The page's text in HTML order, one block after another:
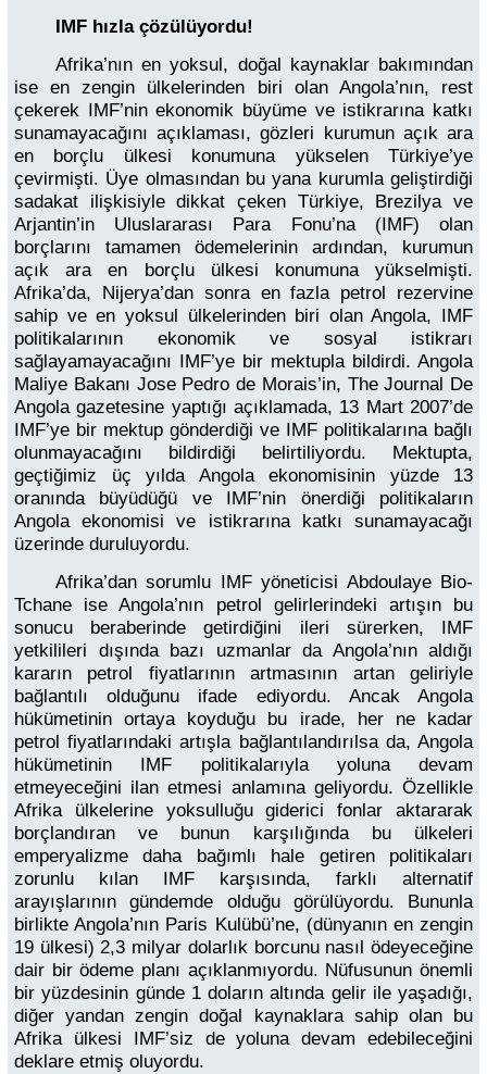
IMF hızla çözülüyordu!
Afrika’nın en yoksul, doğal kaynaklar bakımından
ise en zengin ülkelerinden biri olan Angola’nın, rest
çekerek IMF’nin ekonomik büyüme ve istikrarına katkı
sunamayacağını açıklaması, gözleri kurumun açık ara
en borçlu ülkesi konumuna yükselen Türkiye’ye
çevirmişti. Üye olmasından bu yana kurumla geliştirdiği
sadakat ilişkisiyle dikkat çeken Türkiye, Brezilya ve
Arjantin’in Uluslararası Para Fonu’na (IMF) olan
borçlarını tamamen ödemelerinin ardından, kurumun
açık ara en borçlu ülkesi konumuna yükselmişti.
Afrika’da, Nijerya’dan sonra en fazla petrol rezervine
sahip ve en yoksul ülkelerinden biri olan Angola, IMF
politikalarının ekonomik ve sosyal istikrarı
sağlayamayacağını IMF’ye bir mektupla bildirdi. Angola
Maliye Bakanı Jose Pedro de Morais’in, The Journal De
Angola gazetesine yaptığı açıklamada, 13 Mart 2007’de
IMF’ye bir mektup gönderdiği ve IMF politikalarına bağlı
olunmayacağını bildirdiği belirtiliyordu. Mektupta,
geçtiğimiz üç yılda Angola ekonomisinin yüzde 13
oranında büyüdüğü ve IMF’nin önerdiği politikaların
Angola ekonomisi ve istikrarına katkı sunamayacağı
üzerinde duruluyordu.
Afrika’dan sorumlu IMF yöneticisi Abdoulaye Bio-
Tchane ise Angola’nın petrol gelirlerindeki artışın bu
sonucu beraberinde getirdiğini ileri sürerken, IMF
yetkilileri dışında bazı uzmanlar da Angola’nın aldığı
kararın petrol fiyatlarının artmasının artan geliriyle
bağlantılı olduğunu ifade ediyordu. Ancak Angola
hükümetinin ortaya koyduğu bu irade, her ne kadar
petrol fiyatlarındaki artışla bağlantılandırılsa da, Angola
hükümetinin IMF politikalarıyla yoluna devam
etmeyeceğini ilan etmesi anlamına geliyordu. Özellikle
Afrika ülkelerine yoksulluğu giderici fonlar aktararak
borçlandıran ve bunun karşılığında bu ülkeleri
emperyalizme daha bağımlı hale getiren politikaları
zorunlu kılan IMF karşısında, farklı alternatif
arayışlarının gündemde olduğu görülüyordu. Bununla
birlikte Angola’nın Paris Kulübü’ne, (dünyanın en zengin
19 ülkesi) 2,3 milyar dolarlık borcunu nasıl ödeyeceğine
dair bir ödeme planı açıklanmıyordu. Nüfusunun önemli
bir yüzdesinin günde 1 doların altında gelir ile yaşadığı,
diğer yandan zengin doğal kaynaklara sahip olan bu
Afrika ülkesi IMF’siz de yoluna devam edebileceğini
deklare etmiş oluyordu.